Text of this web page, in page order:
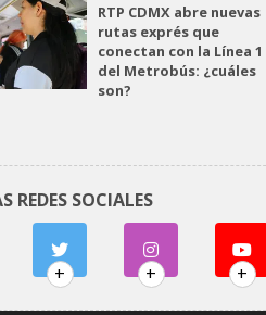
RTP CDMX abre nuevas
rutas exprés que
conectan con la Línea 1
del Metrobús: ¿cuáles
son?
REDES SOCIALES
+ + +